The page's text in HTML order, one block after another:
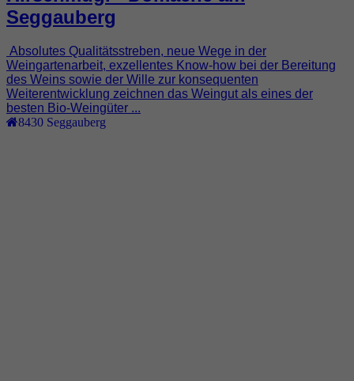
Seggauberg
Absolutes Qualitätsstreben, neue Wege in der
Weingartenarbeit, exzellentes Know-how bei der Bereitung
des Weins sowie der Wille zur konsequenten
Weiterentwicklung zeichnen das Weingut als eines der
besten Bio-Weingüter ...
8430 Seggauberg